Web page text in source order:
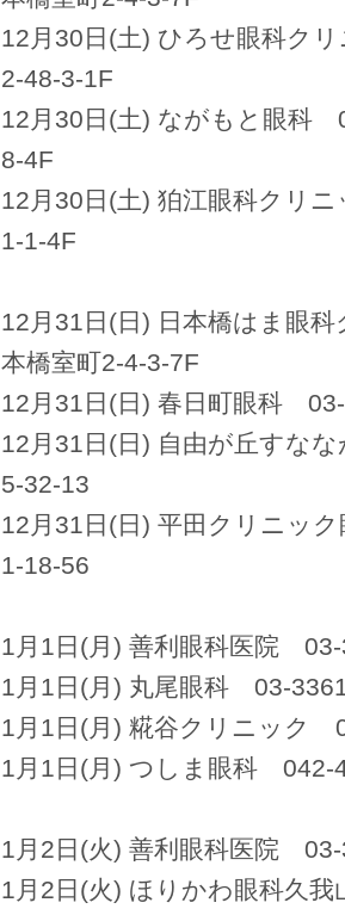
12月30日(土) ひろせ眼科ク
2-48-3-1F
12月30日(土) ながもと眼科
8-4F
12月30日(土) 狛江眼科クリ
1-1-4F
12月31日(日) 日本橋はま眼
本橋室町2-4-3-7F
12月31日(日) 春日町眼科
12月31日(日) 自由が丘すな
5-32-13
12月31日(日) 平田クリニッ
1-18-56
1月1日(月) 善利眼科医院
1月1日(月) 丸尾眼科 03-
1月1日(月) 糀谷クリニック
1月1日(月) つしま眼科
1月2日(火) 善利眼科医院
1月2日(火) ほりかわ眼科久